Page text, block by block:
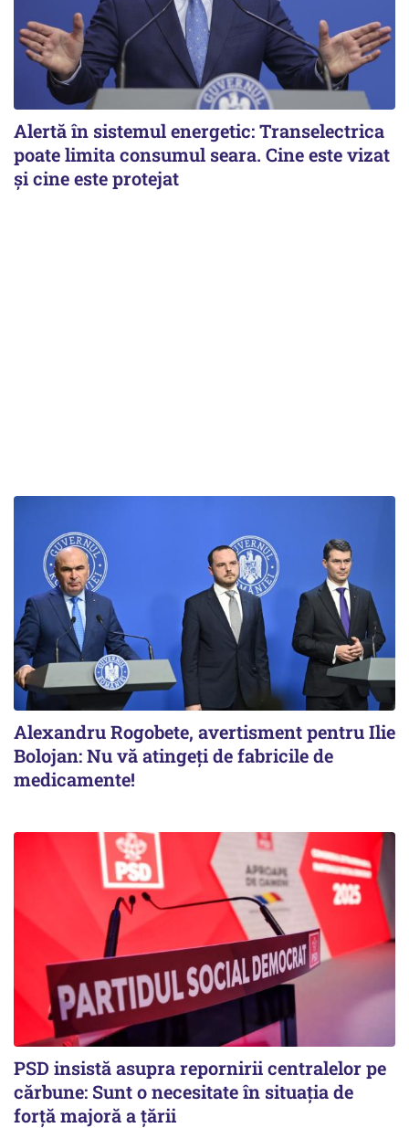
Alertă în sistemul energetic: Transelectrica
poate limita consumul seara. Cine este vizat
și cine este protejat
Alexandru Rogobete, avertisment pentru Ilie
Bolojan: Nu vă atingeți de fabricile de
medicamente!
PSD insistă asupra repornirii centralelor pe
cărbune: Sunt o necesitate în situația de
forță majoră a țării